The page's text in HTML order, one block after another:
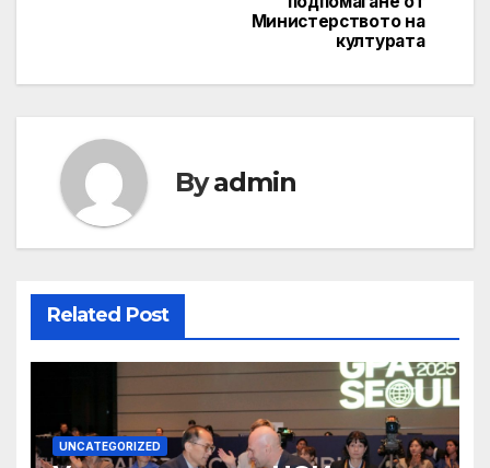
Министерството на
културата
Byadmin
Related Post
UNCATEGORIZED